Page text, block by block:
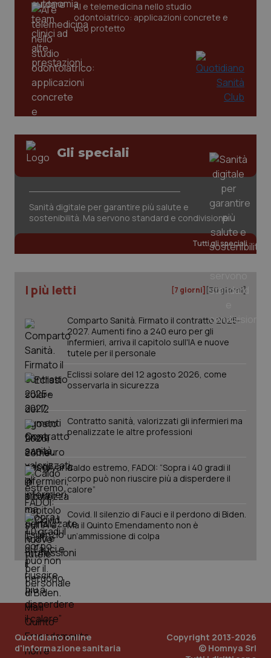
AI e telemedicina nello studio
odontoiatrico: applicazioni concrete e
uso protetto
Gli speciali
Sanità digitale per garantire più salute e
sostenibilità. Ma servono standard e condivisione
Tutti gli speciali
I più letti [7 giorni] [30 giorni]
Comparto Sanità. Firmato il contratto 2025-
2027. Aumenti fino a 240 euro per gli
infermieri, arriva il capitolo sull'IA e nuove
tutele per il personale
Eclissi solare del 12 agosto 2026, come
osservarla in sicurezza
Contratto sanità, valorizzati gli infermieri ma
penalizzate le altre professioni
Caldo estremo, FADOI: “Sopra i 40 gradi il
corpo può non riuscire più a disperdere il
calore”
Covid. Il silenzio di Fauci e il perdono di Biden.
Ma il Quinto Emendamento non è
un’ammissione di colpa
Quotidiano online
d'informazione sanitaria
Copyright 2013-2026
© Homnya Srl
tracking-sites-ironfish-
tracking-enable
www.quotidianosanita.it
tracking-sites-ironfish-
session-id
_ga
Google LLC
PHPSESSID
PHP.net
www.quotidianosanita.it